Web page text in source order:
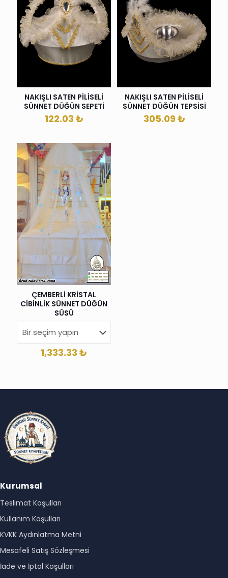
NAKIŞLI SATEN PİLİSELİ
SÜNNET DÜĞÜN SEPETİ
122.03 ₺
NAKIŞLI SATEN PİLİSELİ
SÜNNET DÜĞÜN TEPSİSİ
305.09 ₺
ÇEMBERLİ KRİSTAL
CİBİNLİK SÜNNET DÜĞÜN
SÜSÜ
1,333.33 ₺
Kurumsal
Teslimat Koşulları
Kullanım Koşulları
KVKK Aydınlatma Metni
Mesafeli Satış Sözleşmesi
İade ve İptal Koşulları